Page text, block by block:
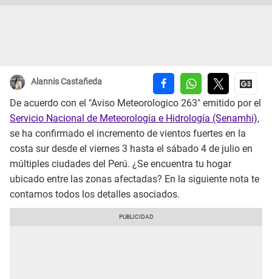
Alannis Castañeda
De acuerdo con el "Aviso Meteorologico 263" emitido por el
Servicio Nacional de Meteorología e Hidrología (Senamhi),
se ha confirmado el incremento de vientos fuertes en la
costa sur desde el viernes 3 hasta el sábado 4 de julio en
múltiples ciudades del Perú. ¿Se encuentra tu hogar
ubicado entre las zonas afectadas? En la siguiente nota te
contamos todos los detalles asociados.